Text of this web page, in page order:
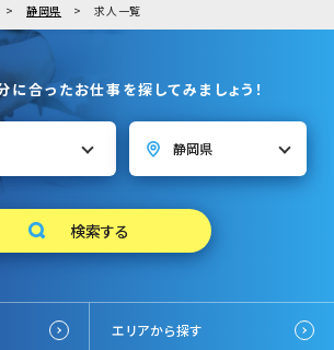
静岡県 求人一覧
に合ったお仕事を探してみましょう！
エリアから探す